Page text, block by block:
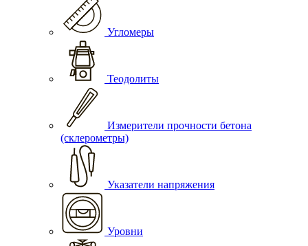
Угломеры
Теодолиты
Измерители прочности бетона
(склерометры)
Указатели напряжения
Уровни